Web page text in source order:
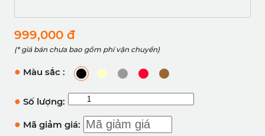
999,000 đ
(* giá bán chưa bao gồm phí vận chuyển)
● Màu sắc :
● Số lượng:
● Mã giảm giá: